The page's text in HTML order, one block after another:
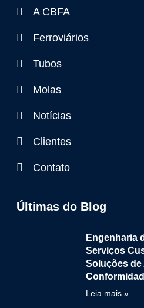
A CBFA
Ferroviários
Tubos
Molas
Notícias
Clientes
Contato
Últimas do Blog
Engenharia
Serviços
Soluções de
Leia mais »